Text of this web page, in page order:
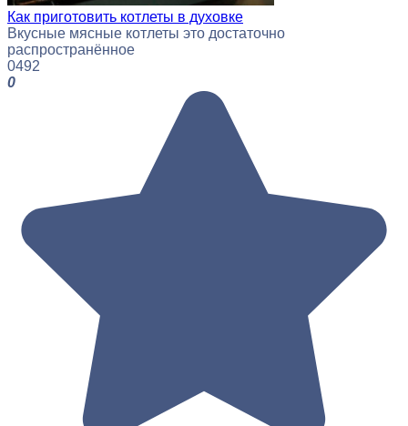
Как приготовить котлеты в духовке
Вкусные мясные котлеты это достаточно
распространённое
0492
0